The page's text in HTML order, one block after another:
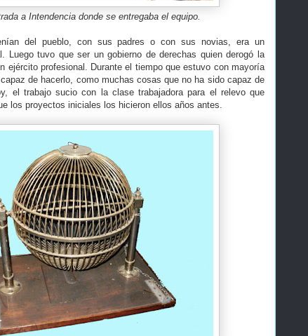
a Intendencia donde se entregaba el equipo.
del pueblo, con sus padres o con sus novias, era un
Luego tuvo que ser un gobierno de derechas quien derogó la
ejército profesional. Durante el tiempo que estuvo con mayoría
de hacerlo, como muchas cosas que no ha sido capaz de
el trabajo sucio con la clase trabajadora para el relevo que
los proyectos iniciales los hicieron ellos años antes.